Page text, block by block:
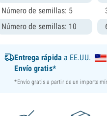
Número de semillas: 5
Número de semillas: 10
Entrega rápida a EE.UU.
Envío gratis*
*Envío gratis a partir de un importe